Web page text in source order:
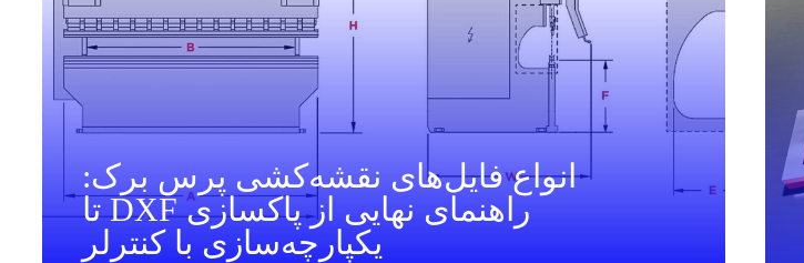
انواع فایل‌های نقشه‌کشی پرس برک:
راهنمای نهایی از پاکسازی DXF تا
یکپارچه‌سازی با کنترلر